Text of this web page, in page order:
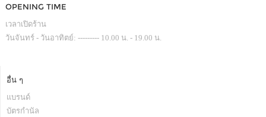
OPENING TIME
เวลาเปิดร้าน
วันจันทร์ - วันอาทิตย์: --------- 10.00 น. - 19.00 น.
อื่น ๆ
แบรนด์
บัตรกำนัล